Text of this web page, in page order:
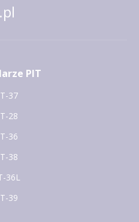
PIT
37
28
36
38
36L
39